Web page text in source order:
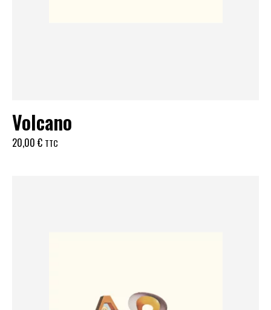
Volcano
20,00 € TTC